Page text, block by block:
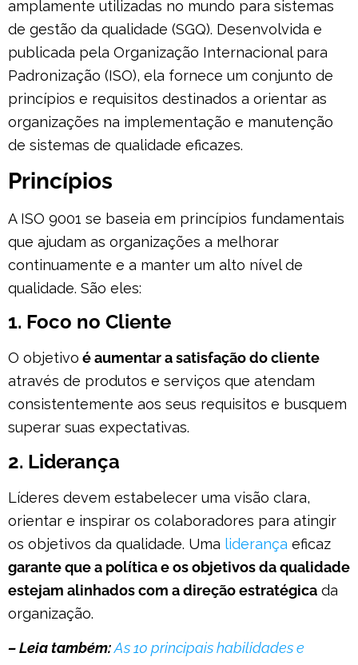
amplamente utilizadas no mundo para sistemas
de gestão da qualidade (SGQ). Desenvolvida e
publicada pela Organização Internacional para
Padronização (ISO), ela fornece um conjunto de
princípios e requisitos destinados a orientar as
organizações na implementação e manutenção
de sistemas de qualidade eficazes.
Princípios
A ISO 9001 se baseia em princípios fundamentais
que ajudam as organizações a melhorar
continuamente e a manter um alto nível de
qualidade. São eles:
1. Foco no Cliente
O objetivo é aumentar a satisfação do cliente
através de produtos e serviços que atendam
consistentemente aos seus requisitos e busquem
superar suas expectativas.
2. Liderança
Líderes devem estabelecer uma visão clara,
orientar e inspirar os colaboradores para atingir
os objetivos da qualidade. Uma liderança eficaz
garante que a política e os objetivos da qualidade
estejam alinhados com a direção estratégica da
organização.
– Leia também:As 10 principais habilidades e